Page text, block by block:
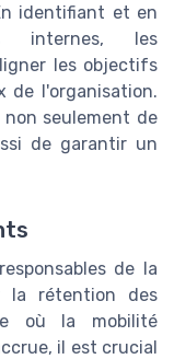
identifiant et en
internes, les
les objectifs
de l'organisation.
seulement de
de garantir un
de la
la rétention des
où la mobilité
il est crucial